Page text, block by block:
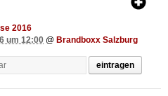
2016
um 12:00 @ Brandboxx Salzburg
eintragen